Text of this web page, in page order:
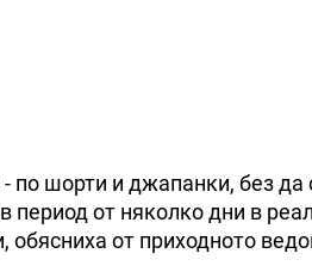
по шорти и джапанки, без да
период от няколко дни в
обясниха от приходното